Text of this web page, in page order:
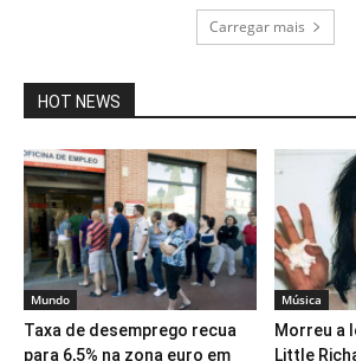
Carregar mais
HOT NEWS
Mundo
Taxa de desemprego recua
para 6,5% na zona euro em
Música
Morreu a
Little